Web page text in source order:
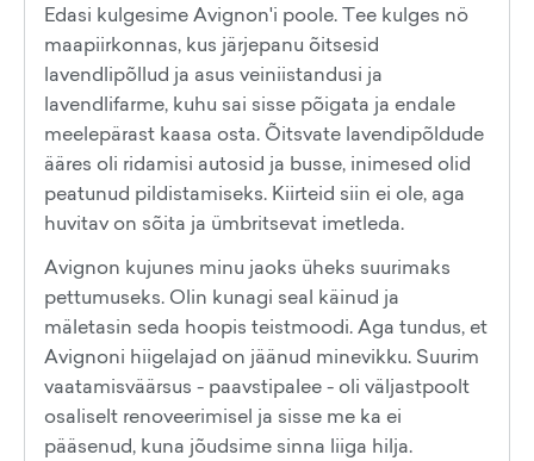
Edasi kulgesime Avignon'i poole. Tee kulges nö
maapiirkonnas, kus järjepanu õitsesid
lavendlipõllud ja asus veiniistandusi ja
lavendlifarme, kuhu sai sisse põigata ja endale
meelepärast kaasa osta. Õitsvate lavendipõldude
ääres oli ridamisi autosid ja busse, inimesed olid
peatunud pildistamiseks. Kiirteid siin ei ole, aga
huvitav on sõita ja ümbritsevat imetleda.
Avignon kujunes minu jaoks üheks suurimaks
pettumuseks. Olin kunagi seal käinud ja
mäletasin seda hoopis teistmoodi. Aga tundus, et
Avignoni hiigelajad on jäänud minevikku. Suurim
vaatamisväärsus - paavstipalee - oli väljastpoolt
osaliselt renoveerimisel ja sisse me ka ei
pääsenud, kuna jõudsime sinna liiga hilja.